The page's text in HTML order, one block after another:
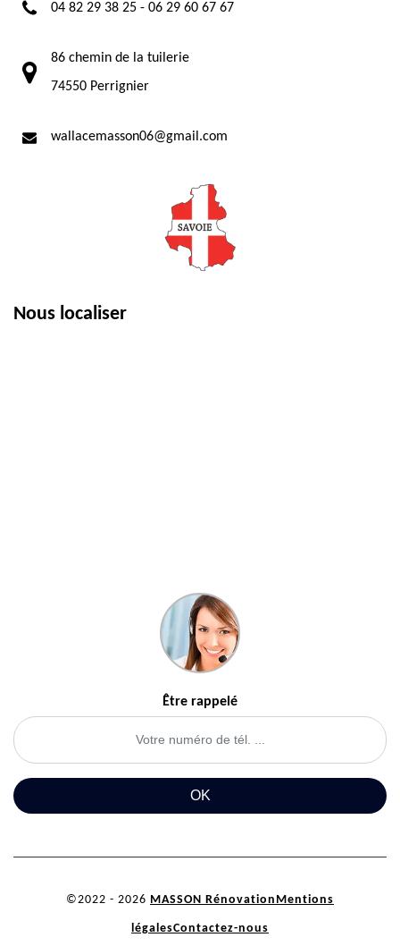
04 82 29 38 25 - 06 29 60 67 67
86 chemin de la tuilerie
74550 Perrignier
wallacemasson06@gmail.com
Nous localiser
Être rappelé
©2022 - 2026 MASSON Rénovation Mentions
légalesContactez-nous